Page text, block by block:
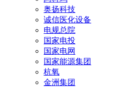
奥扬科技
诚信医化设备
电规总院
国家电投
国家电网
国家能源集团
杭氧
金洲集团